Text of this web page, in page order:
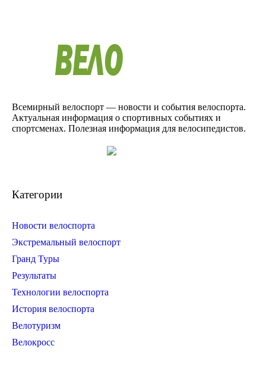
Всемирный велоспорт — новости и события велоспорта.
Актуальная информация о спортивных событиях и
спортсменах. Полезная информация для велосипедистов.
Категории
Новости велоспорта
Экстремальный велоспорт
Гранд Туры
Результаты
Технологии велоспорта
История велоспорта
Велотуризм
Велокросс